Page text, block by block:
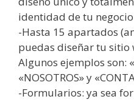
identidad de tu
-Hasta 15 apartados
puedas diseñar tu sitio
Algunos ejemplos son:
«NOSOTROS» y
-Formularios: ya sea